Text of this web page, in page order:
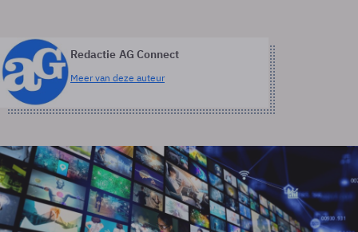
Redactie AG Connect
Meer van deze auteur